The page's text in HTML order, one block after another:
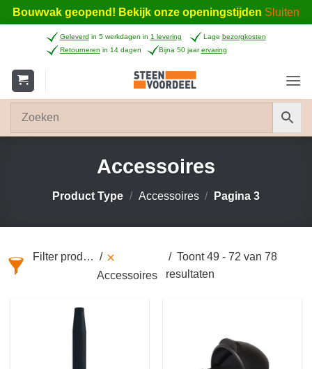
Bouwvak geopend! Bekijk onze openingstijden Sluiten
inhoud
Geleverd in 5 werkdagen in 1 levering Lage bezorgkosten
Retourneren in 14 dagen Bijna 50 jaarervaring
Accessoires
Product Type / Accessoires / Pagina 3
Filter producten
Accessoires
Toont 49 - 72 van 78
resultaten